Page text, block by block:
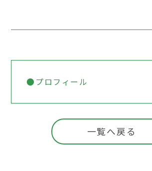
●プロフィール
一覧へ戻る